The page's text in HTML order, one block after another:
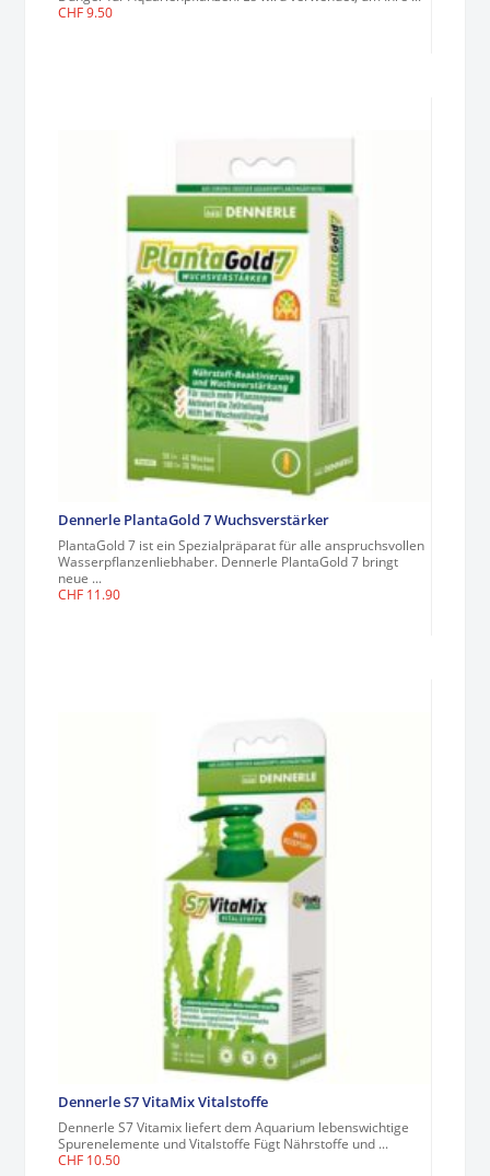
CHF9.50
Dennerle PlantaGold 7 Wuchsverstärker
PlantaGold 7 ist ein Spezialpräparat für alle anspruchsvollen
Wasserpflanzenliebhaber. Dennerle PlantaGold 7 bringt
neue ...
CHF 11.90
Dennerle S7 VitaMix Vitalstoffe
Dennerle S7 Vitamix liefert dem Aquarium lebenswichtige
Spurenelemente und Vitalstoffe Fügt Nährstoffe und ...
CHF 10.50